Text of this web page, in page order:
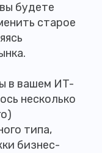
будете
старое
в вашем ИT-
несколько
типа,
бизнес-